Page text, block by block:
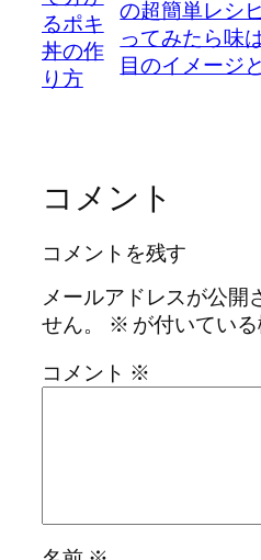
るポキ
丼の作
り方
の超簡単レシ
ってみたら味
目のイメージ
コメント
コメントを残す
メールアドレスが公開
せん。
※ が付いてい
コメント ※